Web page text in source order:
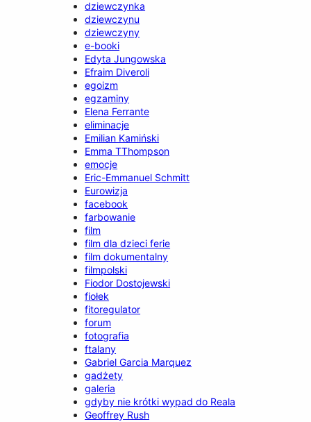
dziewczynka
dziewczynu
dziewczyny
e-booki
Edyta Jungowska
Efraim Diveroli
egoizm
egzaminy
Elena Ferrante
eliminacje
Emilian Kamiński
Emma TThompson
emocje
Eric-Emmanuel Schmitt
Eurowizja
facebook
farbowanie
film
film dla dzieci ferie
film dokumentalny
filmpolski
Fiodor Dostojewski
fiołek
fitoregulator
forum
fotografia
ftalany
Gabriel Garcia Marquez
gadżety
galeria
gdyby nie krótki wypad do Reala
Geoffrey Rush